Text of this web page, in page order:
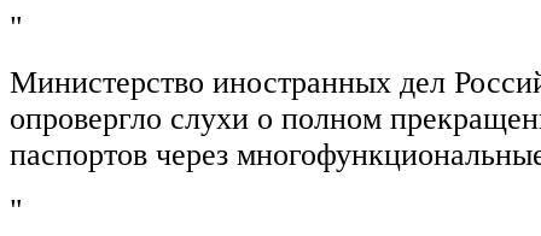
"
Министерство иностранных дел
опровергло слухи о полном
паспортов через
"